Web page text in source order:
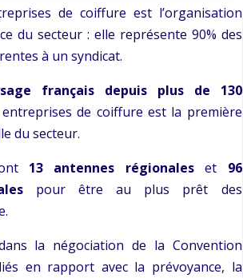
de coiffure est l’organisation
du secteur : elle représente 90% des
à un syndicat.
français depuis plus de 130
entreprises de coiffure est la première
du secteur.
13 antennes régionales et
96
pour être au plus prêt des
la négociation de la Convention
en rapport avec la prévoyance, la